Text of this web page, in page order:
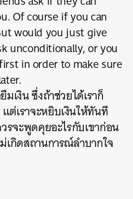
Of course if you can
would you just give
unconditionally, or you
in order to make sure
เงิน ซึ่งถ้าช่วยได้เราก็
เราจะหยิบเงินให้ทันที
รจะพูดคุยอะไรกับเขาก่อน
เกิดสถานการณ์ลำบากใจ